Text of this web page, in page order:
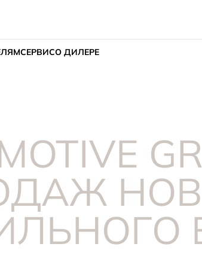
СЕРВИСО ДИЛЕРЕ